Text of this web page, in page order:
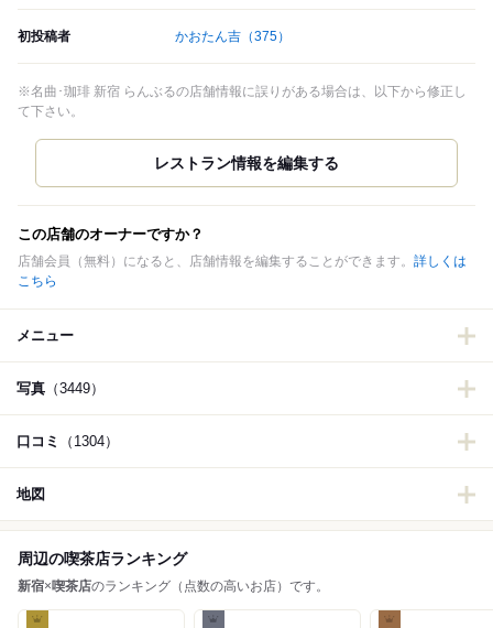
初投稿者 かおたん吉 （375）
※名曲･珈琲 新宿 らんぶるの店舗情報に誤りがある場合は、以下から修正し
て下さい。
この店舗のオーナーですか？
店舗会員（無料）になると、店舗情報を編集することができます。 詳しくは
こちら
メニュー
写真 （3449）
口コミ （1304）
地図
周辺の喫茶店ランキング
新宿×喫茶店のランキング（点数の高いお店）です。